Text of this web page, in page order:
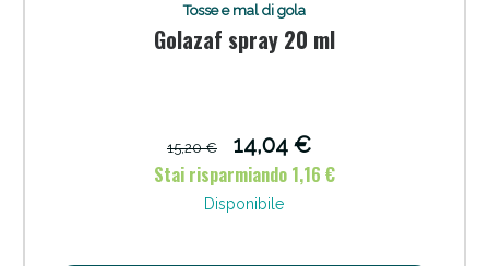
Tosse e mal di gola
Golazaf spray 20 ml
15,20 €
14,04 €
Stai risparmiando 1,16 €
Disponibile